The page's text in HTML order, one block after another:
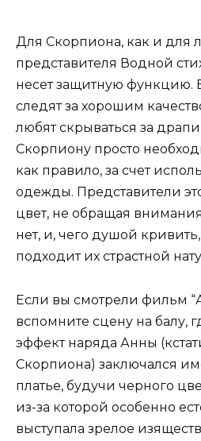
Для Скорпиона, как и для
представителя Водной
несет защитную функцию.
следят за хорошим
любят скрываться за
Скорпиону просто
как правило, за счет
одежды. Представители
цвет, не обращая
нет, и, чего душой кривить,
подходит их страстной
Если вы смотрели фильм
вспомните сцену на балу,
эффект наряда Анны
Скорпиона) заключался
платье, будучи черного
из-за которой особенно
выступала зрелое